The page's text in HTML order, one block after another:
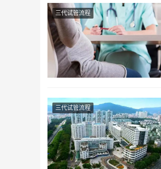
三代试管流程
三代试管流程